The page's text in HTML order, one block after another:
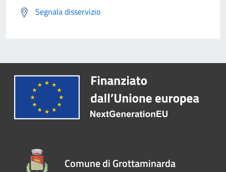
Segnala disservizio
Comune di Grottaminarda